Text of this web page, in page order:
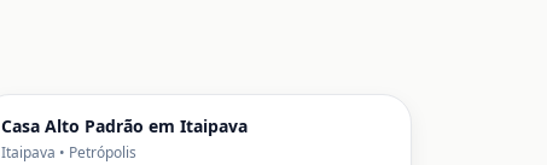
Casa Alto Padrão em Itaipava
Itaipava • Petrópolis